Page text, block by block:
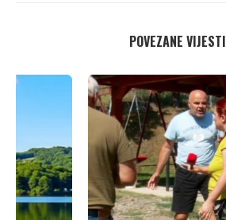
POVEZANE VIJESTI